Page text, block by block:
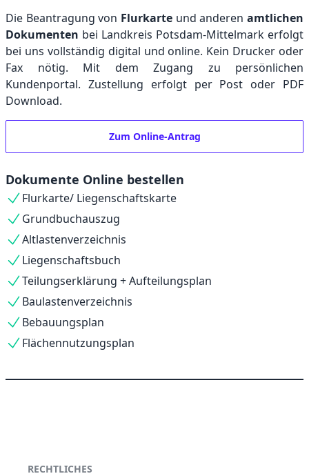
Die Beantragung von Flurkarte und anderen amtlichen
Dokumenten bei Landkreis Potsdam-Mittelmark erfolgt
bei uns vollständig digital und online. Kein Drucker oder
Fax nötig. Mit dem Zugang zu persönlichen
Kundenportal. Zustellung erfolgt per Post oder PDF
Download.
Zum Online-Antrag
Dokumente Online bestellen
Flurkarte/ Liegenschaftskarte
Grundbuchauszug
Altlastenverzeichnis
Liegenschaftsbuch
Teilungserklärung + Aufteilungsplan
Baulastenverzeichnis
Bebauungsplan
Flächennutzungsplan
RECHTLICHES